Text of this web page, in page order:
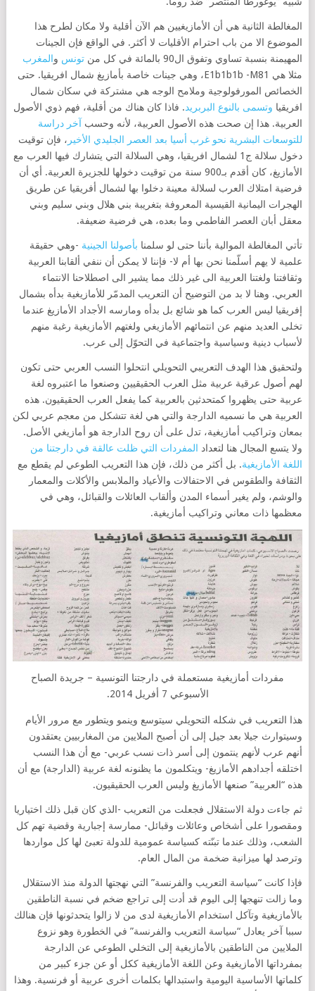
المغالطة الثانية هي أن الأمازيغيين هم الآن أقلية ولا مكان لطرح هذا
الموضوع الا من باب احترام الأقليات لا أكثر. في الواقع فإن الجينات
المهيمنة بنسبة تساوي وتفوق ال90 بالمائة في كل من
تونس والمغرب
مثلا هي E1b1b1b -M81، وهي جينات خاصة بأمازيغ شمال افريقيا. حتى
الخصائص المورفولوجية وملامح الوجه هي مشتركة في سكان شمال
افريقيا وتسمى بالنوع البربريد. فاذا كان هناك من أقلية، فهم ذوي الأصول
العربية. هذا إن صحت هذه الأصول العربية، لأنه وحسب آخر دراسة
للتوسعات البشرية نحو غرب أسيا بعد العصر الجليدي الأخير ، فإن توقيت
دخول سلالة ج1 لشمال افريقيا، وهي السلالة التي يتشارك فيها العرب مع
الأمازيغ، كان أقدم بـ900 سنة من توقيت دخولها للجزيرة العربية. أي أن
فرضية امتلاك العرب لسلالة معينة دخلوا بها لشمال أفريقيا عن طريق
الهجرات اليمانية القيسية المعروفة بتغريبة بني هلال وبني سليم وبني
معقل أبان العصر الفاطمي وما بعده، هي فرضية ضعيفة.
تأتي المغالطة الموالية بأننا حتى لو سلمنا بأصولنا الجينية -وهي حقيقة
علمية لا يهم أسلّمنا نحن بها أم لا- فإننا لا يمكن أن ننفي ألقابنا العربية
وثقافتنا ولغتنا العربية الى غير ذلك مما يشير الى اصطلاحنا الانتماء
العربي. وهنا لا بد من التوضيح أن التعريب المدمّر للأمازيغية بدأه بشمال
إفريقيا ليس العرب كما هو شائع بل بدأه ومارسه الأجداد الأمازيغ عندما
تخلى العديد منهم عن انتمائهم الأمازيغي ولغتهم الأمازيغية رغبة منهم
لأسباب دينية وسياسية واجتماعية في التحوّل إلى عرب.
ولتحقيق هذا الهدف التعريبي التحويلي انتحلوا النسب العربي حتى تكون
لهم أصول عرقية عربية مثل العرب الحقيقيين وصنعوا ما اعتبروه لغة
عربية حتى يظهروا كمتحدثين بالعربية كما يفعل العرب الحقيقيون. هذه
العربية هي ما نسميه الدارجة والتي هي لغة تتشكل من معجم عربي لكن
بمعان وتراكيب أمازيغية، تدل على أن روح الدارجة هو أمازيغي الأصل.
ولا يتسع المجال هنا لتعداد المفردات التي ظلت عالقة في دارجتنا من
اللغة الأمازيغية. بل أكثر من ذلك، فإن هذا التعريب الطوعي لم يقطع مع
الثقافة والطقوس في الاحتفالات والأعياد والملابس والأكلات والمعمار
والوشم، ولم يغير أسماء المدن وألقاب العائلات والقبائل، وهي في
معظمها ذات معاني وتراكيب أمازيغية.
مفردات أمازيغية مستعملة في دارجتنا التونسية – جريدة الصباح
الأسبوعي 7 أفريل 2014.
هذا التعريب في شكله التحويلي سيتوسع وينمو ويتطور مع مرور الأيام
وسيتوارث جيلا بعد جيل إلى أن أصبح الملايين من المغاربيين يعتقدون
أنهم عرب لأنهم ينتمون إلى أسر ذات نسب عربي- مع أن هذا النسب
اختلقه أجدادهم الأمازيغ- ويتكلمون ما يظنونه لغة عربية (الدارجة) مع أن
هذه “العربية” صنعها الأمازيغ وليس العرب الحقيقيون.
ثم جاءت دولة الاستقلال فجعلت من التعريب -الذي كان قبل ذلك اختياريا
ومقصورا على أشخاص وعائلات وقبائل- ممارسة إجبارية وقضية تهم كل
الشعب، وذلك عندما تبنّته كسياسة عمومية للدولة تعبئ لها كل مواردها
وترصد لها ميزانية ضخمة من المال العام.
فإذا كانت “سياسة التعريب والفرنسة” التي نهجتها الدولة منذ الاستقلال
وما زالت تنهجها إلى اليوم قد أدت إلى تراجع ضخم في نسبة الناطقين
بالأمازيغية وتآكل استخدام الأمازيغية لدى من لا زالوا يتحدثونها فإن هنالك
سببا آخر يعادل “سياسة التعريب والفرنسة” في الخطورة وهو نزوع
الملايين من الناطقين بالأمازيغية إلى التخلي الطوعي عن الدارجة
بمفرداتها الأمازيغية وعن اللغة الأمازيغية ككل أو عن جزء كبير من
كلماتها الأساسية اليومية واستبدالها بكلمات أخرى عربية أو فرنسية. وهذا